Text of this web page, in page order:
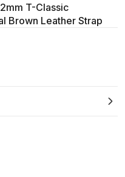
T-Classic
Brown Leather Strap